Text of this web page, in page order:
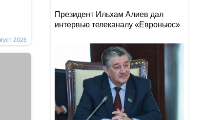
2026
Президент Ильхам Алиев дал
интервью телеканалу «Евроньюс»